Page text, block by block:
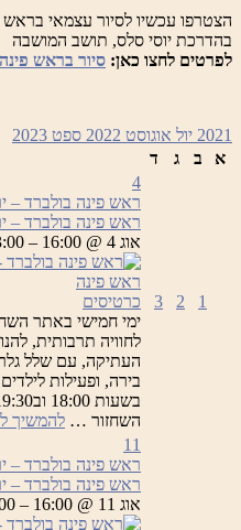
הצטרפו עכשיו לסיור עצמאי
בהדרכת יוסי סלס, תושב המושבה
לפרטים לחצו כאן: סיור בראש פינה
2021 יול אוגוסט 2022 ספט 2023
א
ב ג ד
1
2
3
4
ראש פינה בולברד –
ראש פינה בולברד –
אוג 4 @ 16:00 – 23:00
כרטיסים
ימי חמישי באתר
לחוויה תרבותית,
העתיקה, עם שלל
בירה, ופעילות
השחזור … להמשיך
11
ראש פינה בולברד –
ראש פינה בולברד –
אוג 11 @ 16:00 – 23:00